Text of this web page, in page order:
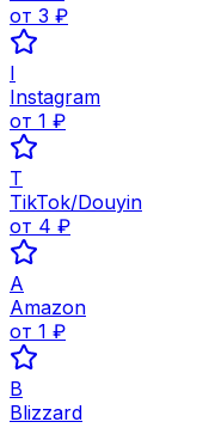
от 3 ₽
I
Instagram
от 1 ₽
T
TikTok/Douyin
от 4 ₽
A
Amazon
от 1 ₽
B
Blizzard